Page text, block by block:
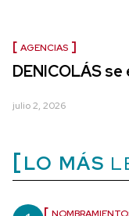
AGENCIAS
DENICOLÁS
julio 2, 2026
LO MÁS